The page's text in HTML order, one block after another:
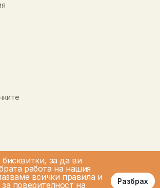
за да ви
работа на нашия
всички правила и
поверителност на
Разбрах